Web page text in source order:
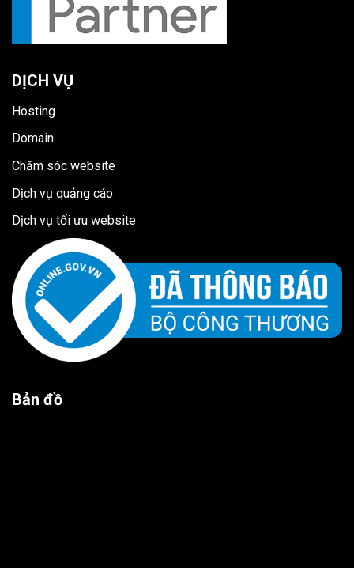
DỊCH VỤ
Hosting
Domain
Chăm sóc website
Dịch vụ quảng cáo
Dịch vụ tối ưu website
Bản đồ